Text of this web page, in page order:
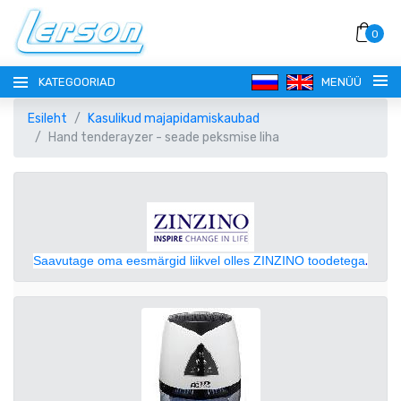
0
KATEGOORIAD MENÜÜ
РУССКИЙ
VALUUTA
AUD AUSTRAALIA DOLLAR
Esileht
Kasulikud majapidamiskaubad
Hand tenderayzer - seade peksmise liha
Saavutage oma eesmärgid liikvel olles ZINZINO toodetega.